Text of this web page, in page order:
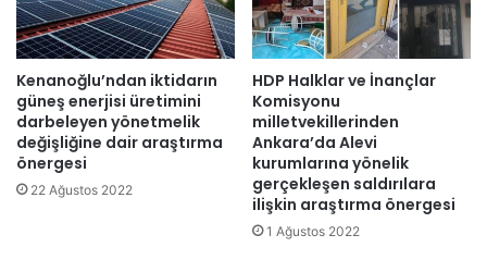
Kenanoğlu’ndan iktidarın
güneş enerjisi üretimini
darbeleyen yönetmelik
değişliğine dair araştırma
önergesi
22 Ağustos 2022
HDP Halklar ve İnançlar
Komisyonu
milletvekillerinden
Ankara’da Alevi
kurumlarına yönelik
gerçekleşen saldırılara
ilişkin araştırma önergesi
1 Ağustos 2022